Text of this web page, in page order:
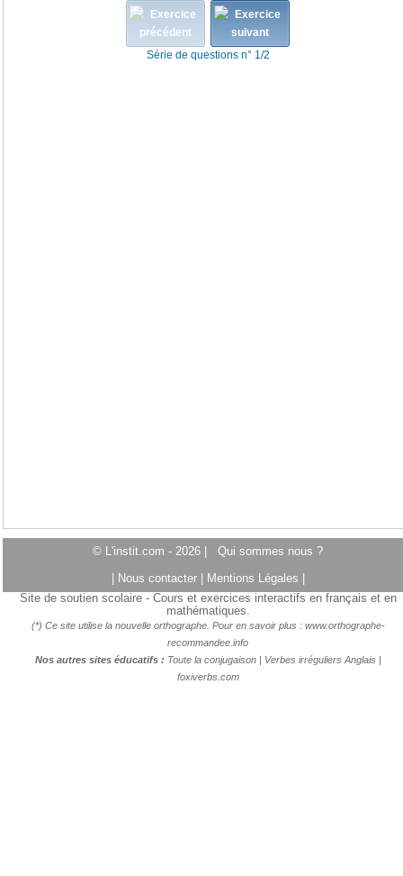
Série de questions n° 1/2
© L'instit.com - 2026 | Qui sommes nous ?
Nous contacter Mentions Légales
Site de soutien scolaire - Cours et exercices interactifs en français et en
mathématiques.
(*) Ce site utilise la nouvelle orthographe. Pour en savoir plus : www.orthographe-
recommandee.info
Nos autres sites éducatifs : Toute la conjugaison| Verbes irréguliers Anglais
foxiverbs.com